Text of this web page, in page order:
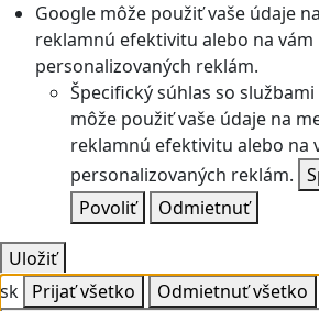
Google môže použiť vaše údaje
reklamnú efektivitu alebo na
personalizovaných reklám.
Špecifický súhlas so
môže použiť vaše údaje na
reklamnú efektivitu alebo na
personalizovaných reklám.
Povoliť
Odmietnuť
Uložiť
sk Prijať všetko
Odmietnuť všetko